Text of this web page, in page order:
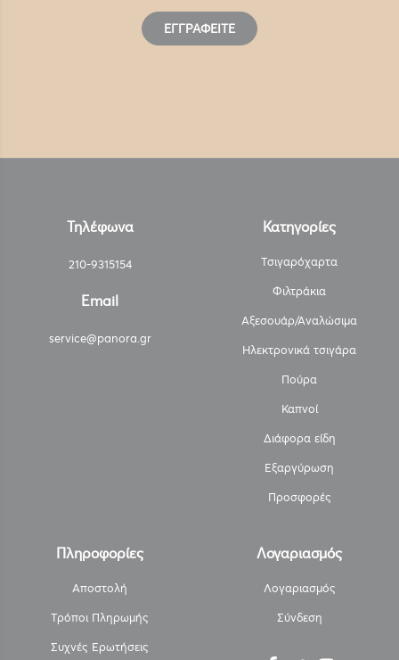
ΕΓΓΡΑΦΕΊΤΕ
Τηλέφωνα
210-9315154
Email
service@panora.gr
Κατηγορίες
Τσιγαρόχαρτα
Φιλτράκια
Αξεσουάρ/Αναλώσιμα
Ηλεκτρονικά τσιγάρα
Πούρα
Καπνοί
Διάφορα είδη
Εξαργύρωση
Προσφορές
Πληροφορίες
Αποστολή
Τρόποι Πληρωμής
Συχνές Ερωτήσεις
Λογαριασμός
Λογαριασμός
Σύνδεση